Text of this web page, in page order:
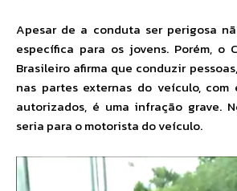
Apesar de a conduta ser perigosa
específica para os jovens. Porém, o
Brasileiro afirma que conduzir
nas partes externas do veículo, com
autorizados, é uma infração grave.
seria para o motorista do veículo.